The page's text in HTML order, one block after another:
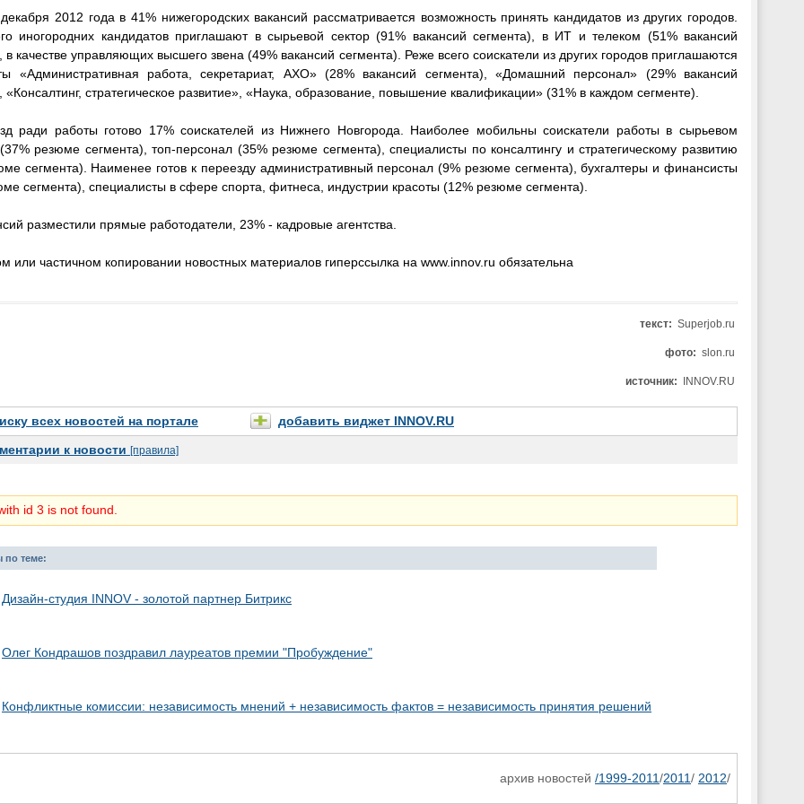
2012 года в 41% нижегородских вакансий рассматривается возможность принять кандидатов из других городов.
иногородних кандидатов приглашают в сырьевой сектор (91% вакансий сегмента), в ИТ и телеком (51% вакансий
в качестве управляющих высшего звена (49% вакансий сегмента). Реже всего соискатели из других городов приглашаются
«Административная работа, секретариат, АХО» (28% вакансий сегмента), «Домашний персонал» (29% вакансий
«Консалтинг, стратегическое развитие», «Наука, образование, повышение квалификации» (31% в каждом сегменте).
ради работы готово 17% соискателей из Нижнего Новгорода. Наиболее мобильны соискатели работы в сырьевом
резюме сегмента), топ-персонал (35% резюме сегмента), специалисты по консалтингу и стратегическому развитию
сегмента). Наименее готов к переезду административный персонал (9% резюме сегмента), бухгалтеры и финансисты
сегмента), специалисты в сфере спорта, фитнеса, индустрии красоты (12% резюме сегмента).
разместили прямые работодатели, 23% - кадровые агентства.
или частичном копировании новостных материалов гиперссылка на www.innov.ru обязательна
текст: Superjob.ru
фото: slon.ru
источник: INNOV.RU
всех новостей на портале
добавить виджет INNOV.RU
к новости [правила]
id 3 is not found.
по теме:
Дизайн-студия INNOV - золотой партнер Битрикс
Олег Кондрашов поздравил лауреатов премии "Пробуждение"
Конфликтные комиссии: независимость мнений + независимость фактов = независимость принятия решений
архив новостей /1999-2011/2011/ 2012/